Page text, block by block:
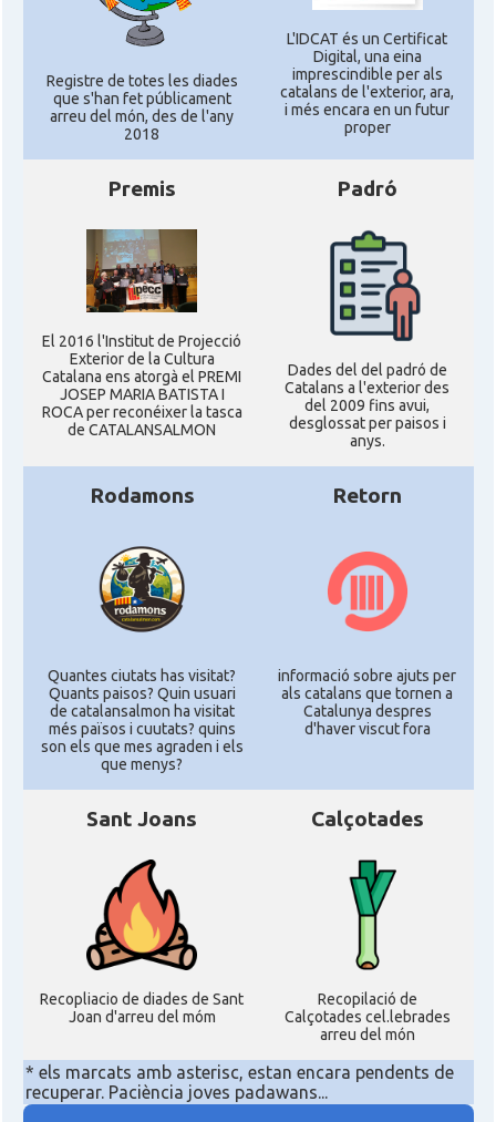
Registre de totes les diades
que s'han fet públicament
arreu del món, des de l'any
2018
L'IDCAT és un Certificat
Digital, una eina
imprescindible per als
catalans de l'exterior, ara,
i més encara en un futur
proper
Premis
El 2016 l'Institut de Projecció
Exterior de la Cultura
Catalana ens atorgà el PREMI
JOSEP MARIA BATISTA I
ROCA per reconéixer la tasca
de CATALANSALMON
Padró
Dades del del padró de
Catalans a l'exterior des
del 2009 fins avui,
desglossat per paisos i
anys.
Rodamons
Quantes ciutats has visitat?
Quants paisos? Quin usuari
de catalansalmon ha visitat
més països i cuutats? quins
son els que mes agraden i els
que menys?
Retorn
informació sobre ajuts per
als catalans que tornen a
Catalunya despres
d'haver viscut fora
Sant Joans
Recopliacio de diades de Sant
Joan d'arreu del móm
Calçotades
Recopilació de
Calçotades cel.lebrades
arreu del món
* els marcats amb asterisc, estan encara pendents de
recuperar. Paciència joves padawans...